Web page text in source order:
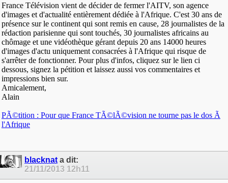
France Télévision vient de décider de fermer l'AITV, son agence
d'images et d'actualité entièrement dédiée à l'Afrique. C'est 30 ans de
présence sur le continent qui sont remis en cause, 28 journalistes de la
rédaction parisienne qui sont touchés, 30 journalistes africains au
chômage et une vidéothèque gérant depuis 20 ans 14000 heures
d'images d'actu uniquement consacrées à l'Afrique qui risque de
s'arrêter de fonctionner. Pour plus d'infos, cliquez sur le lien ci
dessous, signez la pétition et laissez aussi vos commentaires et
impressions bien sur.
Amicalement,
Alain
PÃ©tition : Pour que France TÃ©lÃ©vision ne tourne pas le dos Ã
l'Afrique
blacknat a dit:
21/11/2013 12h11